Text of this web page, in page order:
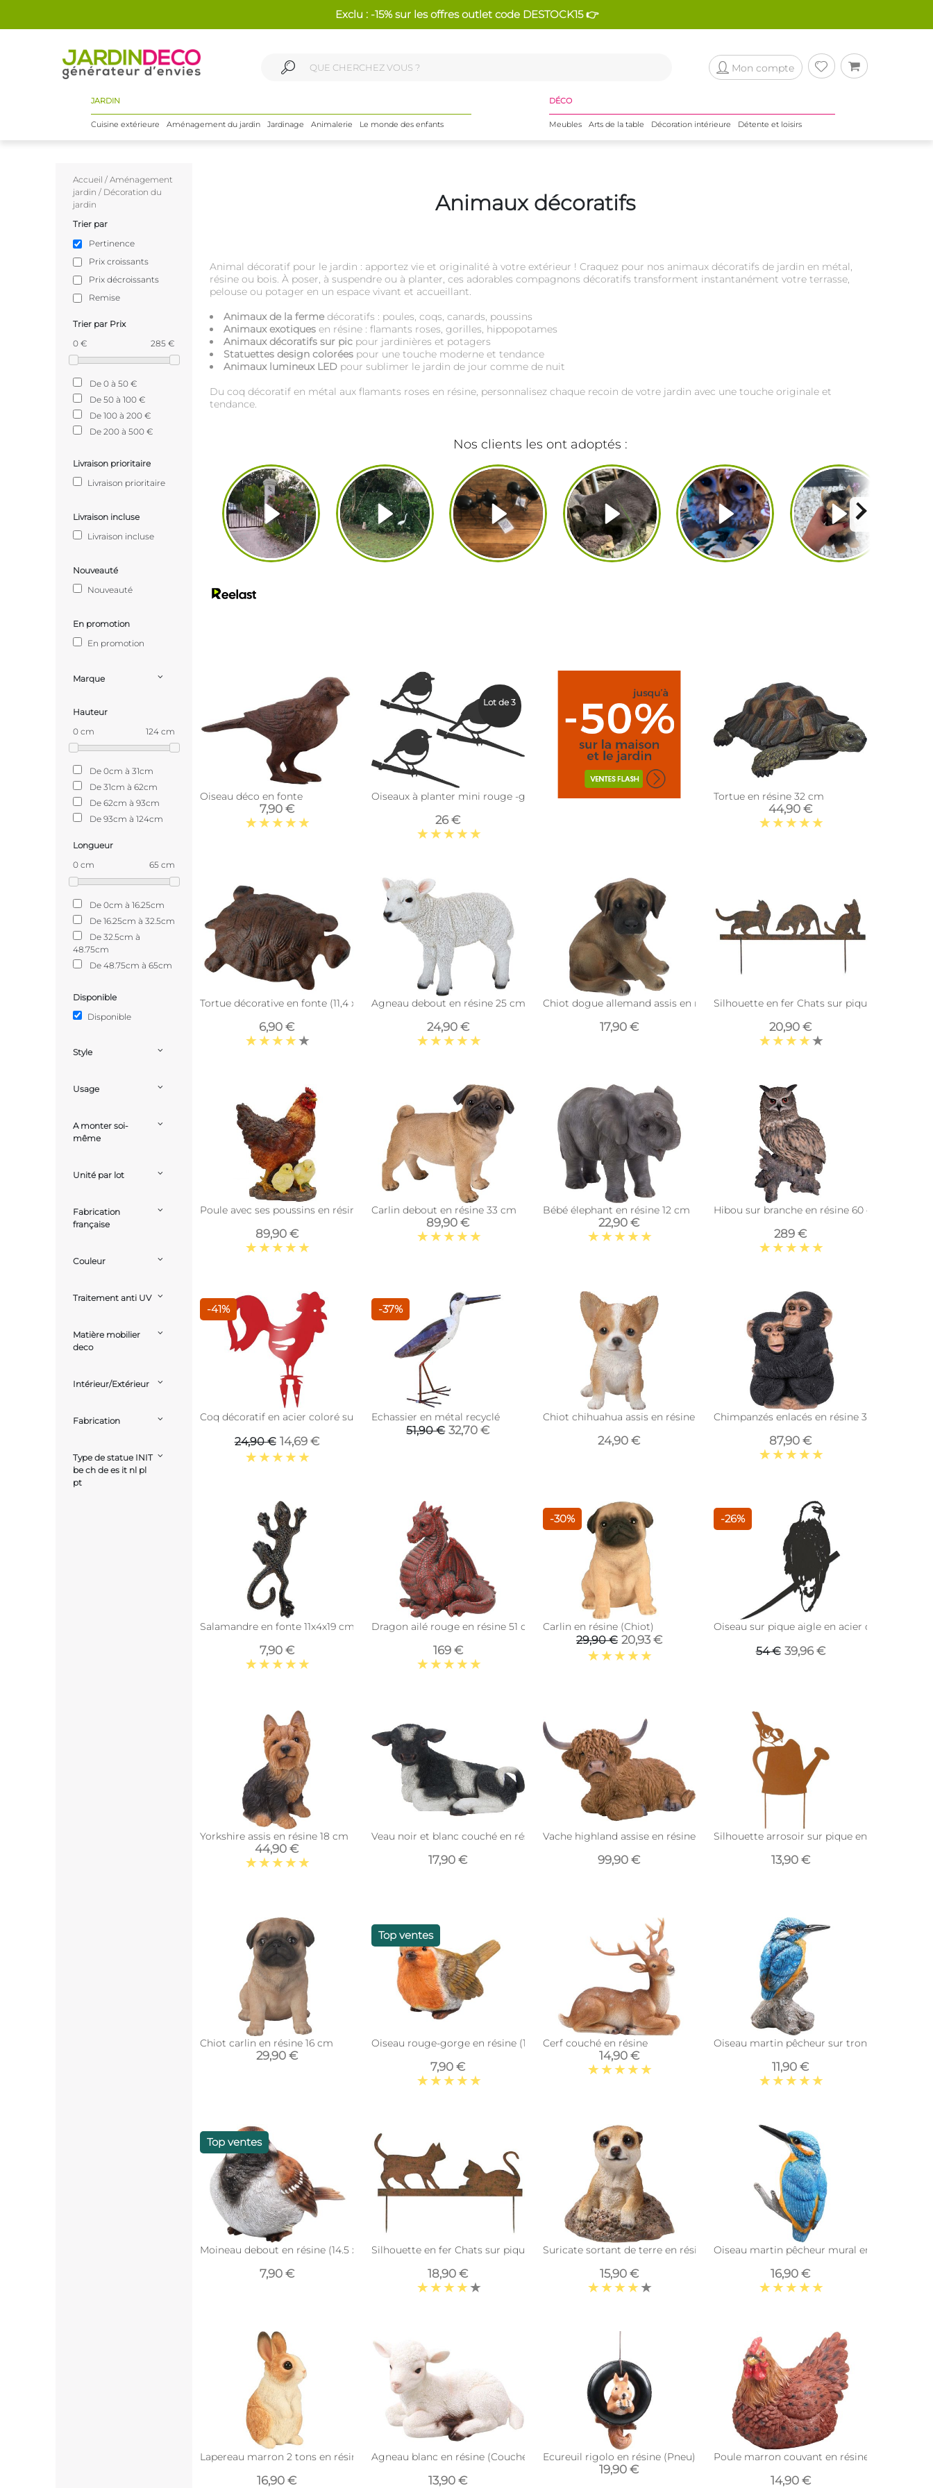
Exclu : -15% sur les offres outlet code DESTOCK15 👉
Mon compte
JARDIN
Cuisine extérieure Aménagement du jardin Jardinage Animalerie Le monde des enfants
DÉCO
Meubles Arts de la table Décoration intérieure Détente et loisirs
Accueil / Aménagement
jardin / Décoration du
jardin
Trier par
Pertinence
Prix croissants
Prix décroissants
Remise
Trier par Prix
0 €
285 €
De 0 à 50 €
De 50 à 100 €
De 100 à 200 €
De 200 à 500 €
Livraison prioritaire
Livraison prioritaire
Livraison incluse
Livraison incluse
Nouveauté
Nouveauté
En promotion
En promotion
Marque
Hauteur
0 cm
124 cm
De 0cm à 31cm
De 31cm à 62cm
De 62cm à 93cm
De 93cm à 124cm
Longueur
0 cm
65 cm
De 0cm à 16.25cm
De 16.25cm à 32.5cm
De 32.5cm à
48.75cm
De 48.75cm à 65cm
Disponible
Disponible
Style
Usage
A monter soi-
même
Unité par lot
Fabrication
française
Couleur
Traitement anti UV
Matière mobilier
deco
Intérieur/Extérieur
Fabrication
Type de statue INIT
be ch de es it nl pl
pt
Animaux décoratifs
Animal décoratif pour le jardin : apportez vie et originalité à votre extérieur ! Craquez pour nos animaux décoratifs de jardin en métal,
résine ou bois. À poser, à suspendre ou à planter, ces adorables compagnons décoratifs transforment instantanément votre terrasse,
pelouse ou potager en un espace vivant et accueillant.
Animaux de la fermedécoratifs : poules, coqs, canards, poussins
Animaux exotiques en résine : flamants roses, gorilles, hippopotames
Animaux décoratifs sur pic pour jardinières et potagers
Statuettes design colorées pour une touche moderne et tendance
Animaux lumineux LED pour sublimer le jardin de jour comme de nuit
Du coq décoratif en métal aux flamants roses en résine, personnalisez chaque recoin de votre jardin avec une touche originale et
tendance.
Nos clients les ont adoptés :
Oiseau déco en fonte
7,90 €
Oiseaux à planter mini rouge -gorge en acier corten (Lot de 3)
26 €
Lot de 3
Tortue en résine 32 cm
44,90 €
Tortue décorative en fonte (11,4 x 7,4 cm)
6,90 €
Agneau debout en résine 25 cm
24,90 €
Chiot dogue allemand assis en résine
17,90 €
Silhouette en fer Chats sur piques (3 chats)
20,90 €
Poule avec ses poussins en résine 35 cm
89,90 €
Carlin debout en résine 33 cm
89,90 €
Bébé élephant en résine 12 cm
22,90 €
Hibou sur branche en résine 60 cm
289 €
-41%
Coq décoratif en acier coloré sur pic
24,90 € 14,69 €
-37%
Echassier en métal recyclé
51,90 € 32,70 €
Chiot chihuahua assis en résine 16 cm
24,90 €
Chimpanzés enlacés en résine 35 cm
87,90 €
Salamandre en fonte 11x4x19 cm
7,90 €
Dragon ailé rouge en résine 51 cm
169 €
-30%
Carlin en résine (Chiot)
29,90 € 20,93 €
-26%
Oiseau sur pique aigle en acier corten
54 € 39,96 €
Yorkshire assis en résine 18 cm
44,90 €
Veau noir et blanc couché en résine (Petit modèle)
17,90 €
Vache highland assise en résine 22 cm
99,90 €
Silhouette arrosoir sur pique en fonte 23 x
13,90 €
Chiot carlin en résine 16 cm
29,90 €
Top ventes
Oiseau rouge-gorge en résine (13.5 x 6.5 x 8 cm)
7,90 €
Cerf couché en résine
14,90 €
Oiseau martin pêcheur sur tronc en résine (9
11,90 €
Top ventes
Moineau debout en résine (14.5 x 6.5 x 8.5 cm)
7,90 €
Silhouette en fer Chats sur piques (2 chats)
18,90 €
Suricate sortant de terre en résine
15,90 €
Oiseau martin pêcheur mural en résine 19 x
16,90 €
Lapereau marron 2 tons en résine 14 cm
16,90 €
Agneau blanc en résine (Couché - 19,5 x 11 x 12,5 cm)
13,90 €
Ecureuil rigolo en résine (Pneu)
19,90 €
Poule marron couvant en résine (15 x 18 x 15
14,90 €